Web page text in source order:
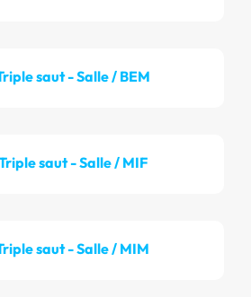
saut - Salle / BEM
saut - Salle / MIF
saut - Salle / MIM